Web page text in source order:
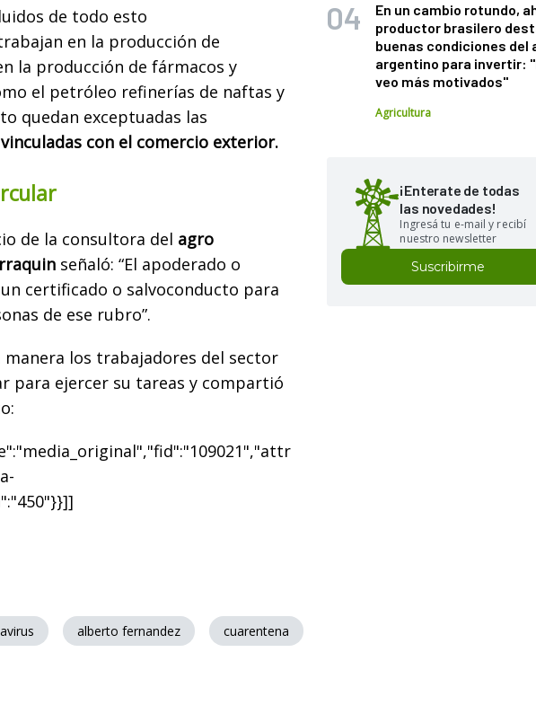
de todo esto
en la producción de
la producción de fármacos y
el petróleo refinerías de naftas y
quedan exceptuadas las
con el comercio exterior.
de la consultora del agro
señaló: “El apoderado o
certificado o salvoconducto para
de ese rubro”.
manera los trabajadores del sector
para ejercer su tareas y compartió
En un cambio rotundo,
productor brasilero
buenas condiciones del
argentino para invertir:
veo más motivados"
Agricultura
¡Enterate de todas
las novedades!
Ingresá tu e-mail y recibí
nuestro newsletter
Suscribirme
alberto fernandez cuarentena